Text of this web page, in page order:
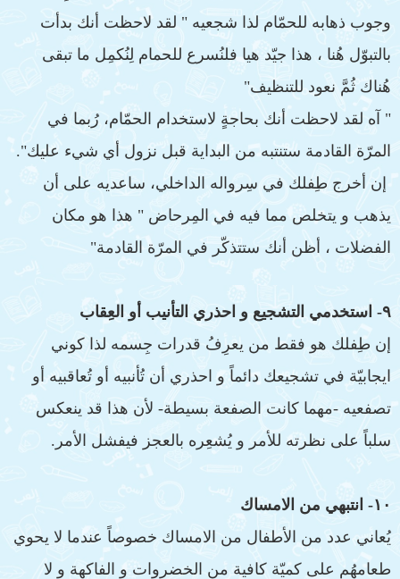
وجوب ذهابه للحمّام لذا شجعيه " لقد لاحظت أنك بدأت
بالتبوّل هُنا ، هذا جيّد هيا فلنُسرع للحمام لِنُكمِل ما تبقى
هُناك ثُمَّ نعود للتنظيف"
" آه لقد لاحظت أنك بحاجةٍ لاستخدام الحمّام، رُبما في
المرّة القادمة ستنتبه من البداية قبل نزول أي شيء عليك".
إن أخرج طِفلك في سِرواله الداخلي، ساعديه على أن
يذهب و يتخلص مما فيه في المِرحاض " هذا هو مكان
الفضلات ، أظن أنك ستتذكّر في المرّة القادمة"
٩- استخدمي التشجيع و احذري التأنيب أو العِقاب
إن طِفلك هو فقط من يعرِفُ قدرات جِسمه لذا كوني
ايجابيّة في تشجيعك دائماً و احذري أن تُأنبيه أو تُعاقبيه أو
تصفعيه -مهما كانت الصفعة بسيطة- لأن هذا قد ينعكس
سلباً على نظرته للأمر و يُشعِره بالعجز فيفشل الأمر.
١٠- انتبهي من الامساك
يُعاني عدد من الأطفال من الامساك خصوصاً عندما لا يحوي
طعامهُم على كميّة كافية من الخضروات و الفاكهة و لا